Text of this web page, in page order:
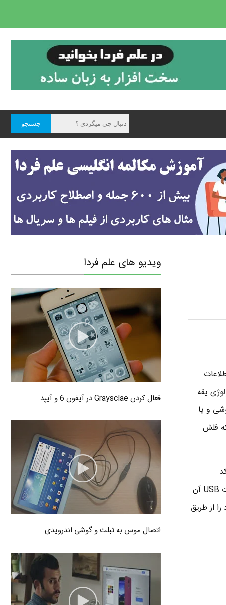
یقه
و یا
که فلش
الکترونیکی تبدیل می کند ، این فایل ها در مموری خودکار ذخیره می شود و بعدا می توانید از طریق پورت USB آن
از طریق
ویدیو های علم فردا
فعال کردن Graysclae در آیفون 6 و آیپد
اتصال موس به تبلت و گوشی اندرویدی